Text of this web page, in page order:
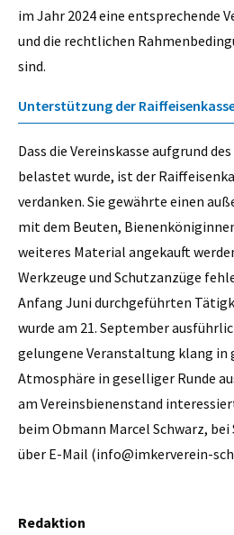
im Jahr 2024 eine entsprechende
und die rechtlichen
sind.
Unterstützung der
Dass die Vereinskasse aufgrund
belastet wurde, ist der
verdanken. Sie gewährte einen
mit dem Beuten,
weiteres Material angekauft
Werkzeuge und Schutzanzüge
Anfang Juni durchgeführten
wurde am 21. September
gelungene Veranstaltung klang in
Atmosphäre in geselliger Runde
am Vereinsbienenstand
beim Obmann Marcel Schwarz,
über E-Mail (info@imkerverein-
Redaktion